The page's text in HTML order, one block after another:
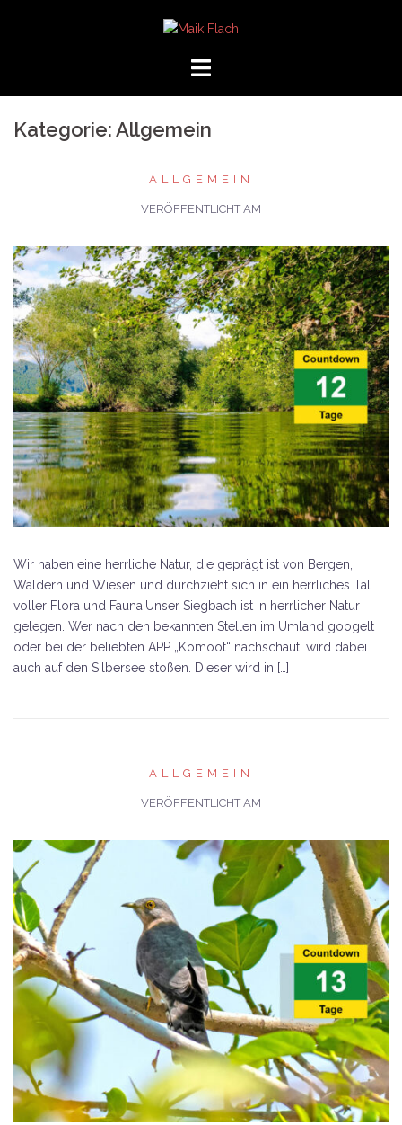
Kategorie:Allgemein
ALLGEMEIN
VERÖFFENTLICHT AM
Wir haben eine herrliche Natur, die geprägt ist von Bergen,
Wäldern und Wiesen und durchzieht sich in ein herrliches Tal
voller Flora und Fauna.Unser Siegbach ist in herrlicher Natur
gelegen. Wer nach den bekannten Stellen im Umland googelt
oder bei der beliebten APP „Komoot“ nachschaut, wird dabei
auch auf den Silbersee stoßen. Dieser wird in […]
ALLGEMEIN
VERÖFFENTLICHT AM